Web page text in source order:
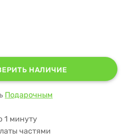
НАЛИЧИЕ
Подарочным
1 минуту
частями